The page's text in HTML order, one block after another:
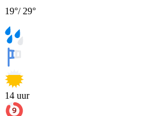
19°/ 29°
14 uur